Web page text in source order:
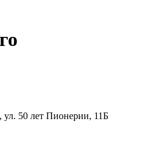
50 лет Пионерии, 11Б